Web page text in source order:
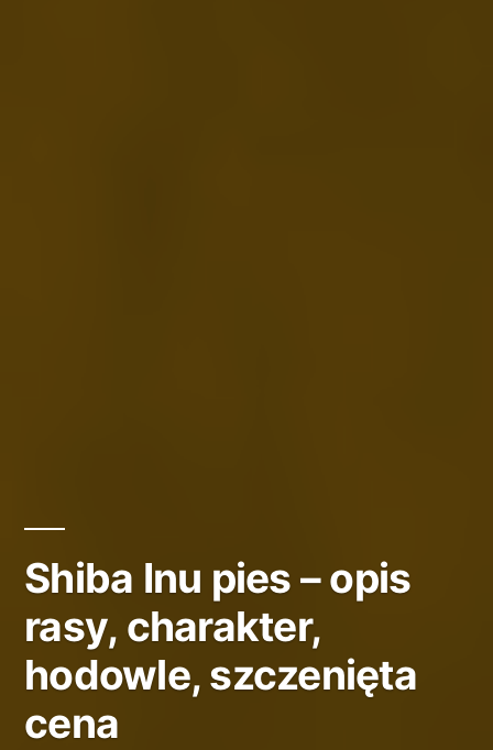
Shiba Inu pies – opis
rasy, charakter,
hodowle, szczenięta
cena